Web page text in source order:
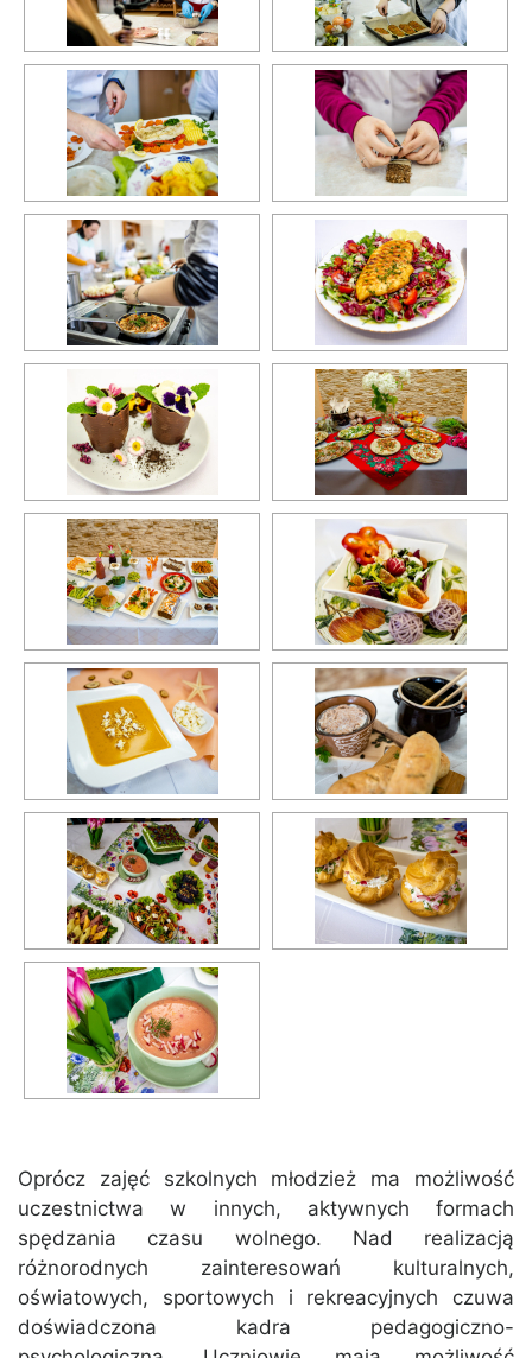
Oprócz zajęć szkolnych młodzież ma możliwość
uczestnictwa w innych, aktywnych formach
spędzania czasu wolnego. Nad realizacją
różnorodnych zainteresowań kulturalnych,
oświatowych, sportowych i rekreacyjnych czuwa
doświadczona kadra pedagogiczno-